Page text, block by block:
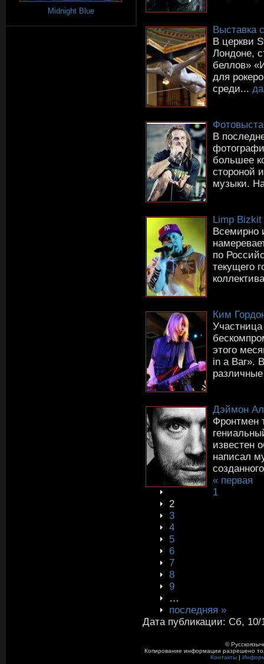
Midnight Blue
Выставка
В церкви
Лондоне,
беллов»
для
среди...
В
большее
стороной
музыки.
Limp Bizkit
Всемирно
по
текущего
Ким
Участница
этого
in a Bar».
Дэймон
Фронтмен
известен
написал
« первая
1
2
3
4
5
6
7
8
9
…
последняя »
Дата публикации: Сб, 10/
©
Копирование информации разрешено
Контакты|